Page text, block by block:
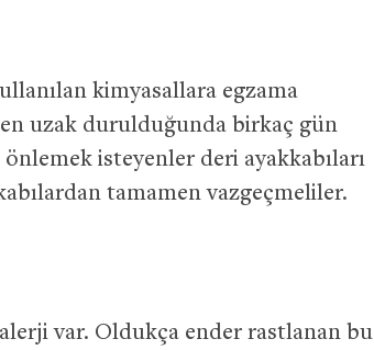
kimyasallara egzama
uzak durulduğunda birkaç gün
isteyenler deri ayakkabıları
tamamen vazgeçmeliler.
var. Oldukça ender rastlanan bu